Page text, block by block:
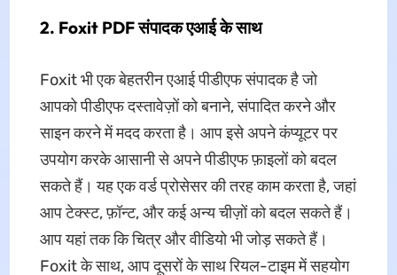
2. Foxit PDF संपादक एआई के साथ
Foxit भी एक बेहतरीन एआई पीडीएफ संपादक है जो
आपको पीडीएफ दस्तावेज़ों को बनाने, संपादित करने और
साइन करने में मदद करता है। आप इसे अपने कंप्यूटर पर
उपयोग करके आसानी से अपने पीडीएफ फ़ाइलों को बदल
सकते हैं। यह एक वर्ड प्रोसेसर की तरह काम करता है, जहां
आप टेक्स्ट, फ़ॉन्ट, और कई अन्य चीज़ों को बदल सकते हैं।
आप यहां तक कि चित्र और वीडियो भी जोड़ सकते हैं।
Foxit के साथ, आप दूसरों के साथ रियल-टाइम में सहयोग